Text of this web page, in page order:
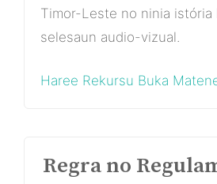
Timor-Leste no ninia istória
selesaun audio-vizual.
Haree Rekursu Buka
Regra no